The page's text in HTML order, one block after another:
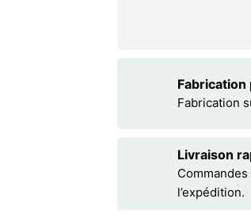
Fabrication
Livraison
l’expédition.